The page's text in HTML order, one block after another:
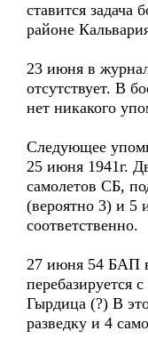
ставится задача
районе
23 июня в
отсутствует. В
нет никакого
Следующее
25 июня 1941г.
самолетов СБ,
(вероятно 3) и 5
соответственно.
27 июня 54 БАП в
перебазируется
Гырдица (?) В
разведку и 4